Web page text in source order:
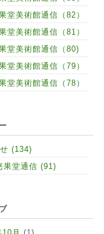
堂美術館通信（82）
堂美術館通信（81）
堂美術館通信（80)
堂美術館通信（79）
堂美術館通信（78）
(134)
果堂通信 (91)